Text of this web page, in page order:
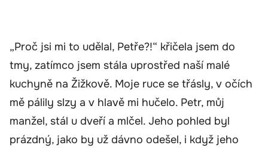
„Proč jsi mi to udělal, Petře?!“ křičela jsem do
tmy, zatímco jsem stála uprostřed naší malé
kuchyně na Žižkově. Moje ruce se třásly, v očích
mě pálily slzy a v hlavě mi hučelo. Petr, můj
manžel, stál u dveří a mlčel. Jeho pohled byl
prázdný, jako by už dávno odešel, i když jeho